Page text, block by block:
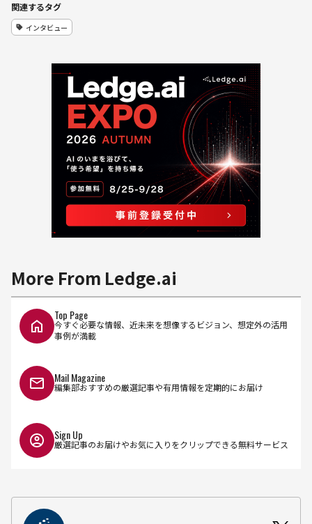
関連するタグ
インタビュー
More From Ledge.ai
Top Page
今すぐ必要な情報、近未来を想像するビジョン、想定外の活用
事例が満載
Mail Magazine
編集部おすすめの厳選記事や有用情報を定期的にお届け
Sign Up
厳選記事のお届けやお気に入りをクリップできる無料サービス